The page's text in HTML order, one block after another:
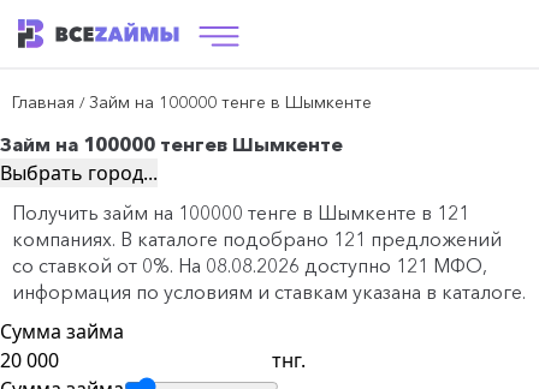
Главная / Займ на 100000 тенге в Шымкенте
Займ на 100000 тенгев Шымкенте
Выбрать город...
Получить займ на 100000 тенге в Шымкенте в 121
компаниях. В каталоге подобрано 121 предложений
со ставкой от 0%. На 08.08.2026 доступно 121 МФО,
информация по условиям и ставкам указана в каталоге.
Сумма займа
тнг.